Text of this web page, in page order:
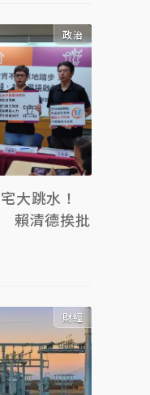
政治
大跳水！
賴清德挨批
財經